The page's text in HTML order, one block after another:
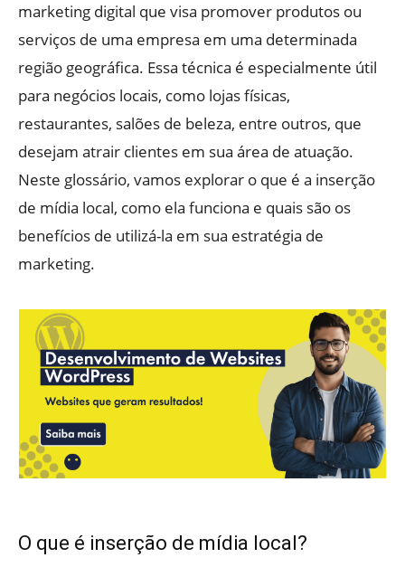
marketing digital que visa promover produtos ou
serviços de uma empresa em uma determinada
região geográfica. Essa técnica é especialmente útil
para negócios locais, como lojas físicas,
restaurantes, salões de beleza, entre outros, que
desejam atrair clientes em sua área de atuação.
Neste glossário, vamos explorar o que é a inserção
de mídia local, como ela funciona e quais são os
benefícios de utilizá-la em sua estratégia de
marketing.
O que é inserção de mídia local?